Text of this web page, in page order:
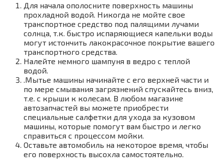
Для начала ополосните поверхность машины
прохладной водой. Никогда не мойте свое
транспортное средство под палящими лучами
солнца, т.к. быстро испаряющиеся капельки воды
могут истончить лакокрасочное покрытие вашего
транспортного средства.
Налейте немного шампуня в ведро с теплой
водой.
.Мытье машины начинайте с его верхней части и
по мере смывания загрязнений спускайтесь вниз,
т.е. с крыши к колесам. В любом магазине
автозапчастей вы можете приобрести
специальные салфетки для ухода за кузовом
машины, которые помогут вам быстро и легко
справиться с процессом мойки.
Оставьте автомобиль на некоторое время, чтобы
его поверхность высохла самостоятельно.